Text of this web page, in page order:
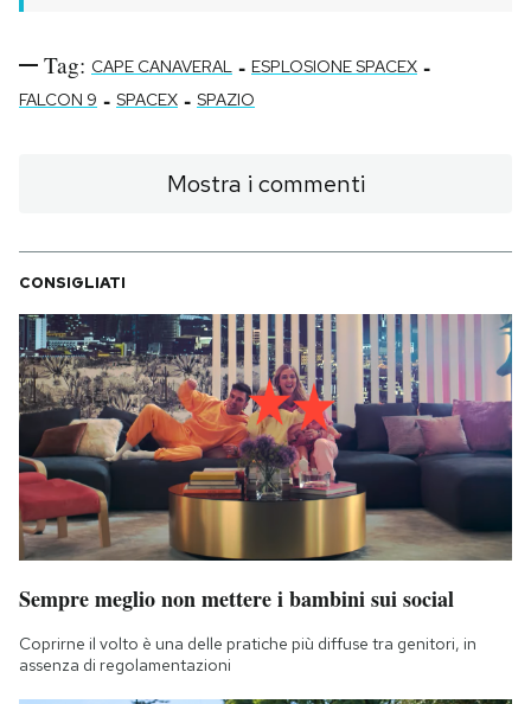
Tag: CAPE CANAVERAL - ESPLOSIONE SPACEX -
FALCON 9 - SPACEX - SPAZIO
Mostra i commenti
CONSIGLIATI
Sempre meglio non mettere i bambini sui social
Coprirne il volto è una delle pratiche più diffuse tra genitori, in
assenza di regolamentazioni